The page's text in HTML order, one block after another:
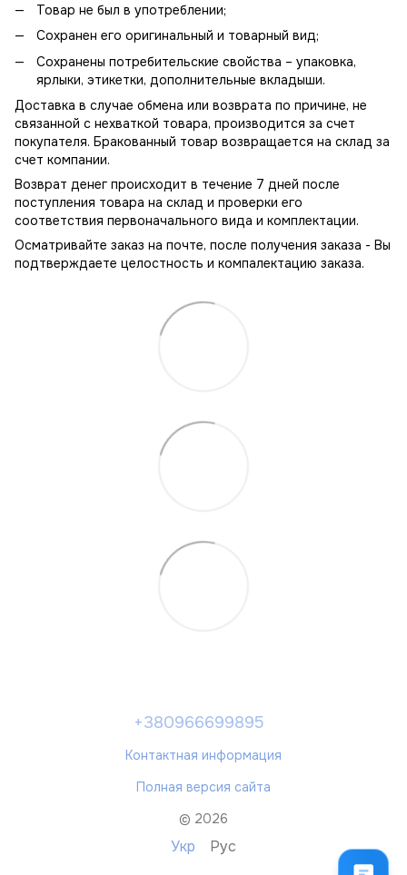
Товар не был в употреблении;
Сохранен его оригинальный и товарный вид;
Сохранены потребительские свойства – упаковка,
ярлыки, этикетки, дополнительные вкладыши.
Доставка в случае обмена или возврата по причине, не
связанной с нехваткой товара, производится за счет
покупателя. Бракованный товар возвращается на склад за
счет компании.
Возврат денег происходит в течение 7 дней после
поступления товара на склад и проверки его
соответствия первоначального вида и комплектации.
Осматривайте заказ на почте, после получения заказа - Вы
подтверждаете целостность и компалектацию заказа.
+380966699895
Контактная информация
Полная версия сайта
© 2026
Укр Рус